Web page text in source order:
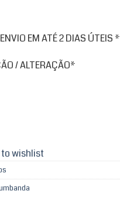
EM ATÉ 2 DIAS ÚTEIS *
/ ALTERAÇÃO*
wishlist